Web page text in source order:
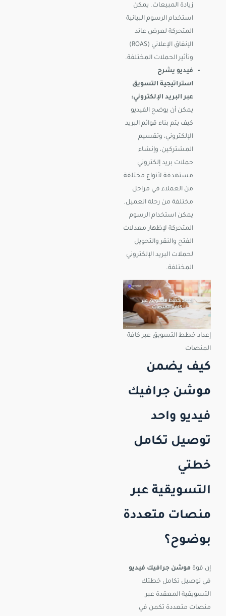
زيادة المبيعات. يمكن
استخدام الرسوم البيانية
المتحركة لعرض عائد
الإنفاق الإعلاني (ROAS)
وتأثير الحملات المختلفة.
فيديو يشرح
استراتيجية التسويق
عبر البريد الإلكتروني:
يمكن أن يوضح الفيديو
كيف يتم بناء قوائم البريد
الإلكتروني، وتقسيم
المشتركين، وإنشاء
حملات بريد إلكتروني
مستهدفة لأنواع مختلفة
من العملاء في مراحل
مختلفة من رحلة العميل.
يمكن استخدام الرسوم
المتحركة لإظهار معدلات
الفتح والنقر والتحويل
لحملات البريد الإلكتروني
المختلفة.
إعداد خطط التسويق عبر كافة
المنصات
كيف يضمن
موشن جرافيك
فيديو واحد
توصيل تكامل
خطتي
التسويقية عبر
منصات متعددة
بوضوح؟
إن قوة موشن جرافيك فيديو
في توصيل تكامل خطتك
التسويقية المعقدة عبر
منصات متعددة تكمن في